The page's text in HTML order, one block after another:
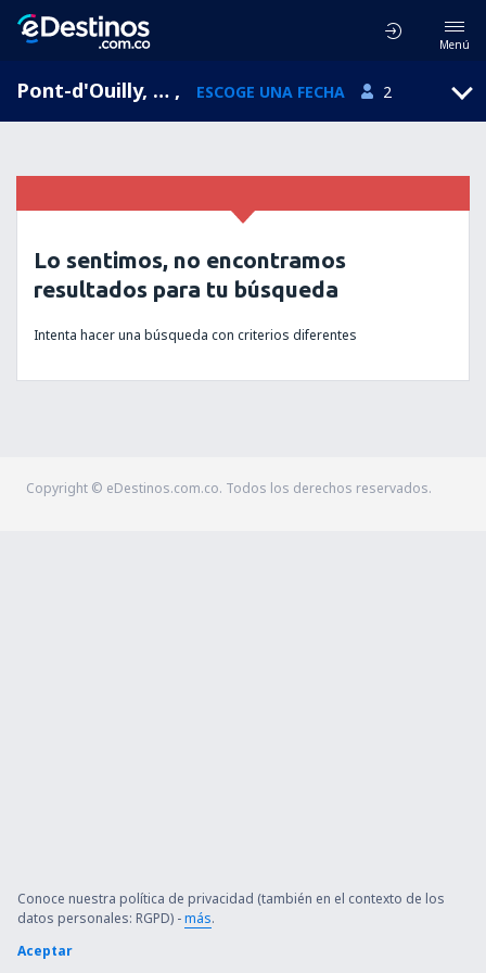
Menú
Pont-d'Ouilly, Lower Normandy, Francia , ESCOGE UNA FECHA 2
Lo sentimos, no encontramos
resultados para tu búsqueda
Intenta hacer una búsqueda con criterios diferentes
Copyright © eDestinos.com.co. Todos los derechos reservados.
Conoce nuestra política de privacidad (también en el contexto de los
datos personales: RGPD) -más.
Aceptar